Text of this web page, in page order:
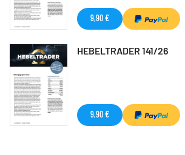
9,90 €
HEBELTRADER 141/26
9,90 €